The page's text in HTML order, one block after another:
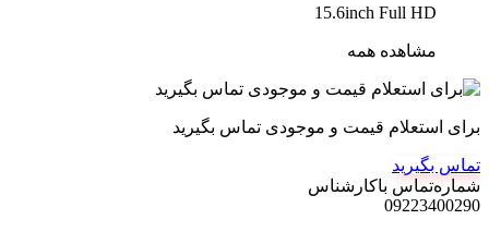
15.6inch Full HD
مشاهده همه
برای استعلام قیمت و موجودی تماس بگیرید
تماس بگیرید
شماره‌تماس‌ با‌کارشناس
09223400290